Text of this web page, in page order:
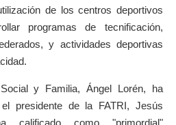
de los centros deportivos
programas de tecnificación,
y actividades deportivas
y Familia, Ángel Lorén, ha
presidente de la FATRI, Jesús